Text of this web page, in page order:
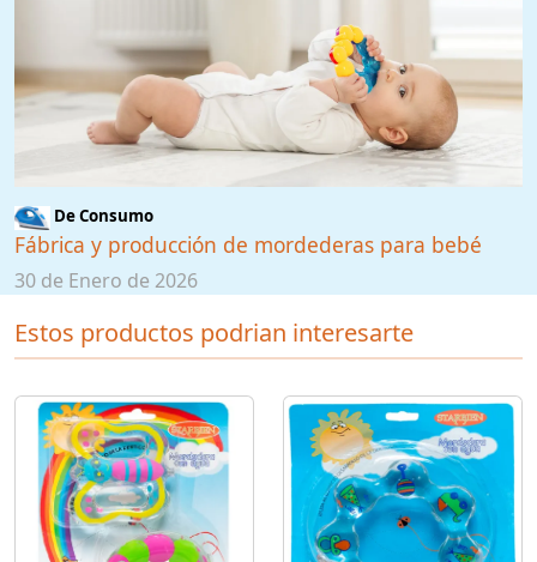
De Consumo
Fábrica y producción de mordederas para bebé
30 de Enero de 2026
Estos productos podrian interesarte